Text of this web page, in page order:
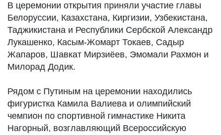
В церемонии открытия приняли участие главы
Белоруссии, Казахстана, Киргизии, Узбекистана,
Таджикистана и Республики Сербской Александр
Лукашенко, Касым-Жомарт Токаев, Садыр
Жапаров, Шавкат Мирзиёев, Эмомали Рахмон и
Милорад Додик.
Рядом с Путиным на церемонии находились
фигуристка Камила Валиева и олимпийский
чемпион по спортивной гимнастике Никита
Нагорный, возглавляющий Всероссийскую